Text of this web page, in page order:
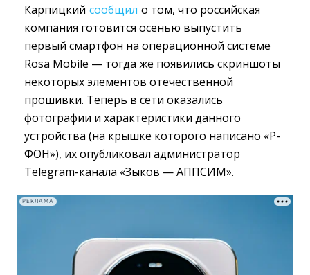
Карпицкий сообщил о том, что российская
компания готовится осенью выпустить
первый смартфон на операционной системе
Rosa Mobile — тогда же появились скриншоты
некоторых элементов отечественной
прошивки. Теперь в сети оказались
фотографии и характеристики данного
устройства (на крышке которого написано «Р-
ФОН»), их опубликовал администратор
Telegram-канала «Зыков — АППСИМ».
РЕКЛАМА